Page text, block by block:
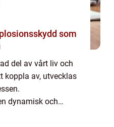
som
del av vårt liv och
koppla av, utvecklas
dynamisk och